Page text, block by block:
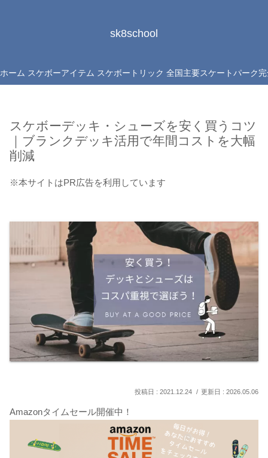
sk8school
ホーム スケボーアイテム スケボートリック 全国主要スケートパーク
スケボーデッキ・シューズを安く買うコツ
｜ブランクデッキ活用で年間コストを大幅
削減
※本サイトはPR広告を利用しています
2021.12.24 2026.05.06
Amazonタイムセール開催中！